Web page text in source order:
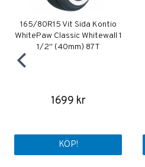
165/80R15 Vit Sida Kontio
WhitePaw Classic Whitewall 1
1/2" (40mm) 87T
1699 kr
KÖP!